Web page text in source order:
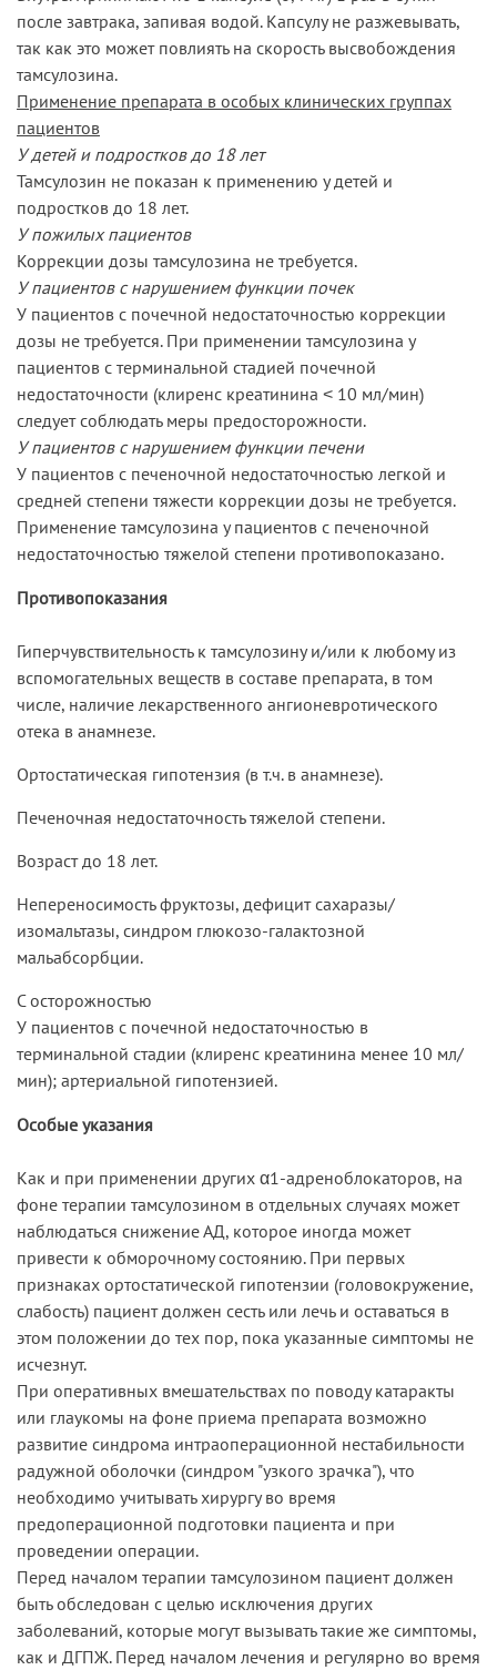
после завтрака, запивая водой. Капсулу не разжевывать,
так как это может повлиять на скорость высвобождения
тамсулозина.
Применение препарата в особых клинических группах
пациентов
У детей и подростков до 18 лет
Тамсулозин не показан к применению у детей и
подростков до 18 лет.
У пожилых пациентов
Коррекции дозы тамсулозина не требуется.
У пациентов с нарушением функции почек
У пациентов с почечной недостаточностью коррекции
дозы не требуется. При применении тамсулозина у
пациентов с терминальной стадией почечной
недостаточности (клиренс креатинина ˂ 10 мл/мин)
следует соблюдать меры предосторожности.
У пациентов с нарушением функции печени
У пациентов с печеночной недостаточностью легкой и
средней степени тяжести коррекции дозы не требуется.
Применение тамсулозина у пациентов с печеночной
недостаточностью тяжелой степени противопоказано.
Противопоказания
Гиперчувствительность к тамсулозину и/или к любому из
вспомогательных веществ в составе препарата, в том
числе, наличие лекарственного ангионевротического
отека в анамнезе.
Ортостатическая гипотензия (в т.ч. в анамнезе).
Печеночная недостаточность тяжелой степени.
Возраст до 18 лет.
Непереносимость фруктозы, дефицит сахаразы/
изомальтазы, синдром глюкозо-галактозной
мальабсорбции.
С осторожностью
У пациентов с почечной недостаточностью в
терминальной стадии (клиренс креатинина менее 10 мл/
мин); артериальной гипотензией.
Особые указания
Как и при применении других α1-адреноблокаторов, на
фоне терапии тамсулозином в отдельных случаях может
наблюдаться снижение АД, которое иногда может
привести к обморочному состоянию. При первых
признаках ортостатической гипотензии (головокружение,
слабость) пациент должен сесть или лечь и оставаться в
этом положении до тех пор, пока указанные симптомы не
исчезнут.
При оперативных вмешательствах по поводу катаракты
или глаукомы на фоне приема препарата возможно
развитие синдрома интраоперационной нестабильности
радужной оболочки (синдром "узкого зрачка"), что
необходимо учитывать хирургу во время
предоперационной подготовки пациента и при
проведении операции.
Перед началом терапии тамсулозином пациент должен
быть обследован с целью исключения других
заболеваний, которые могут вызывать такие же симптомы,
как и ДГПЖ. Перед началом лечения и регулярно во время